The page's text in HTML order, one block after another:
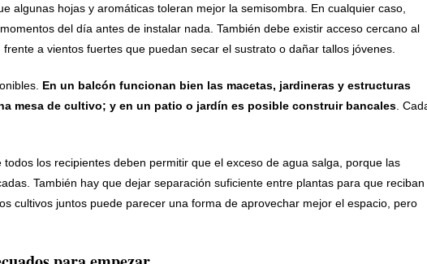
algunas hojas y aromáticas toleran mejor la semisombra. En cualquier caso,
del día antes de instalar nada. También debe existir acceso cercano al
a vientos fuertes que puedan secar el sustrato o dañar tallos jóvenes.
En un balcón funcionan bien las macetas, jardineras y estructuras
mesa de cultivo; y en un patio o jardín es posible construir bancales .
los recipientes deben permitir que el exceso de agua salga, porque las
También hay que dejar separación suficiente entre plantas para que reciban
cultivos juntos puede parecer una forma de aprovechar mejor el espacio, pero